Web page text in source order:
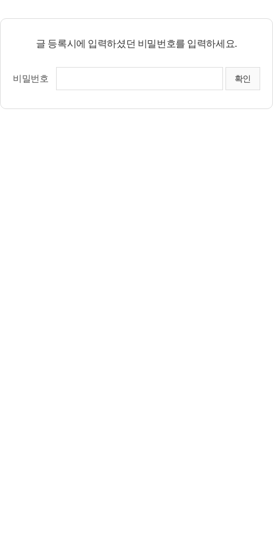
글 등록시에 입력하셨던 비밀번호를 입력하세요.
비밀번호